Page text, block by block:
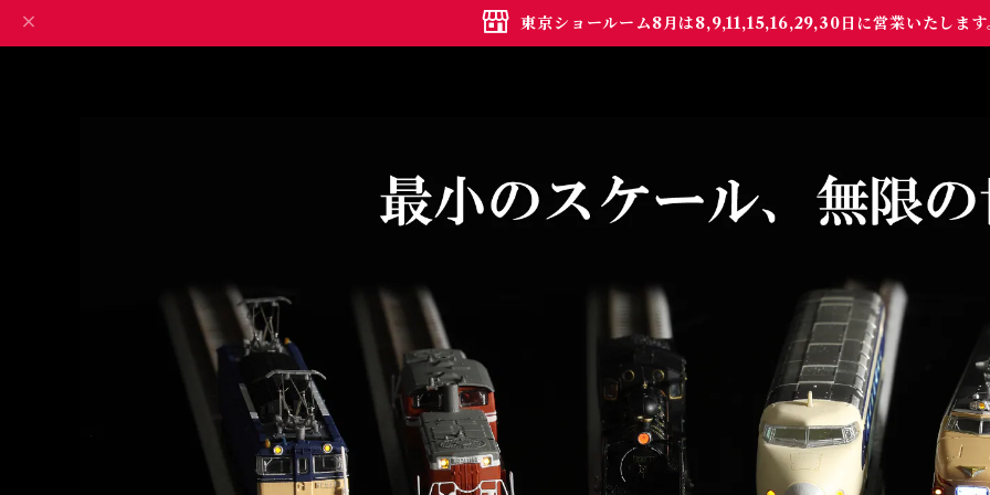
東京ショールーム8月は8,9,11,15,16,29,30日に営業いたします